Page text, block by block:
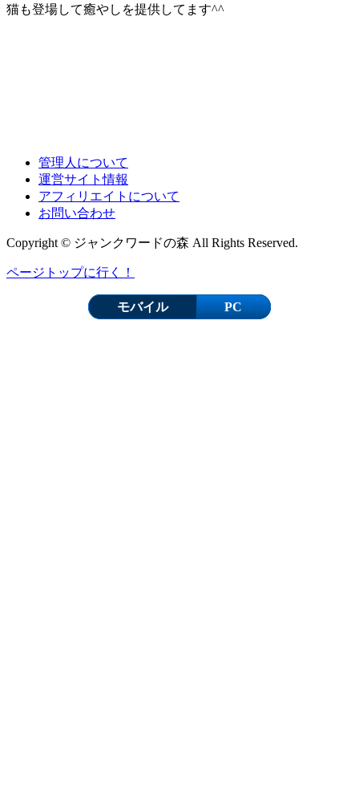
猫も登場して癒やしを提供してます^^
管理人について
運営サイト情報
アフィリエイトについて
お問い合わせ
Copyright © ジャンクワードの森 All Rights Reserved.
ページトップに行く！
モバイル PC